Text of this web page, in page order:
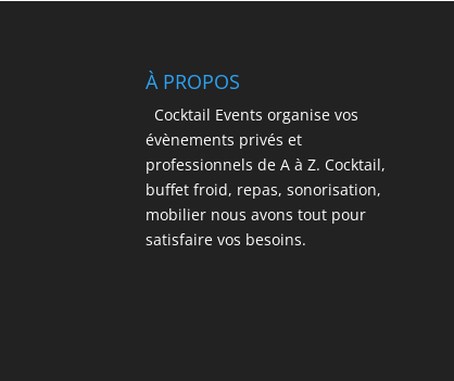
À PROPOS
Cocktail Events organise vos
évènements privés et
professionnels de A à Z. Cocktail,
buffet froid, repas, sonorisation,
mobilier nous avons tout pour
satisfaire vos besoins.